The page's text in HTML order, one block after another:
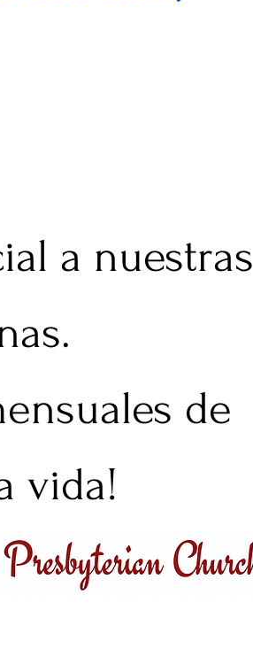
a nuestras
de
vida!